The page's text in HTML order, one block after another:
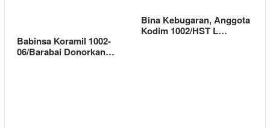
Babinsa Koramil 1002-
06/Barabai Donorkan…
Bina Kebugaran, Anggota
Kodim 1002/HST L…